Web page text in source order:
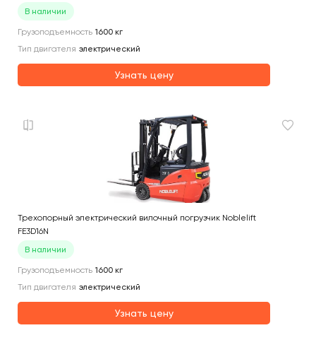
В наличии
Грузоподъемность 1600 кг
Тип двигателя электрический
Узнать цену
Трехопорный электрический вилочный погрузчик Noblelift
FE3D16N
В наличии
Грузоподъемность 1600 кг
Тип двигателя электрический
Узнать цену